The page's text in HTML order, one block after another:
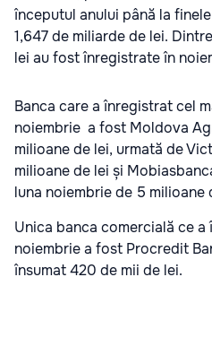
începutul anului până la
1,647 de miliarde de lei.
lei au fost înregistrate în
Banca care a înregistrat cel
noiembrie a fost Moldova
milioane de lei, urmată de
milioane de lei și
luna noiembrie de 5 milioane
Unica banca comercială ce
noiembrie a fost Procredit
însumat 420 de mii de lei.